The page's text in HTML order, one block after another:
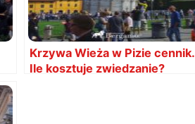
Krzywa Wieża w Pizie cennik.
Ile kosztuje zwiedzanie?